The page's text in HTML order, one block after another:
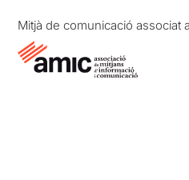
Mitjà de comunicació associat a